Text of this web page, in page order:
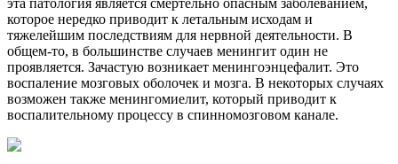
эта патология является смертельно опасным заболеванием,
которое нередко приводит к летальным исходам и
тяжелейшим последствиям для нервной деятельности. В
общем-то, в большинстве случаев менингит один не
проявляется. Зачастую возникает менингоэнцефалит. Это
воспаление мозговых оболочек и мозга. В некоторых случаях
возможен также менингомиелит, который приводит к
воспалительному процессу в спинномозговом канале.